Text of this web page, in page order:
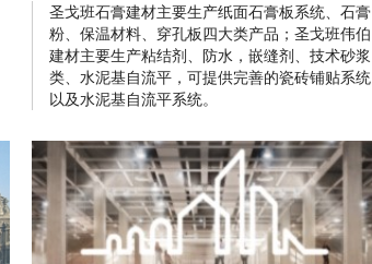
圣戈班石膏建材主要生产纸面石膏板系统、石膏
粉、保温材料、穿孔板四大类产品；圣戈班伟伯
建材主要生产粘结剂、防水，嵌缝剂、技术砂浆
类、水泥基自流平，可提供完善的瓷砖铺贴系统
以及水泥基自流平系统。